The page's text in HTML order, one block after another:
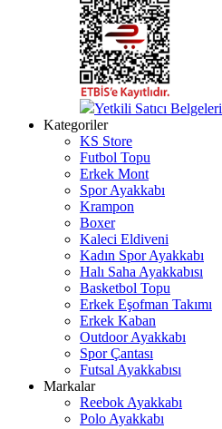
Yetkili Satıcı Belgeleri
Kategoriler
KS Store
Futbol Topu
Erkek Mont
Spor Ayakkabı
Krampon
Boxer
Kaleci Eldiveni
Kadın Spor Ayakkabı
Halı Saha Ayakkabısı
Basketbol Topu
Erkek Eşofman Takımı
Erkek Kaban
Outdoor Ayakkabı
Spor Çantası
Futsal Ayakkabısı
Markalar
Reebok Ayakkabı
Polo Ayakkabı